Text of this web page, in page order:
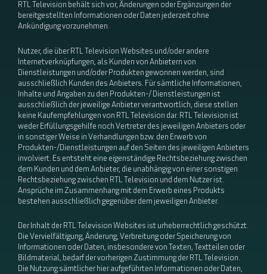
RTL Television behält sich vor, Änderungen oder Ergänzungen der
bereitgestellten Informationen oder Daten jederzeit ohne
Ankündigung vorzunehmen.
Nutzer, die über RTL Television Websites und/oder andere
Internetverknüpfungen, als Kunden von Anbietern von
Dienstleistungen und/oder Produkten gewonnen werden, sind
ausschließlich Kunden des Anbieters. Für sämtliche Informationen,
Inhalte und Angaben zu den Produkten-/ Dienstleistungen ist
ausschließlich der jeweilige Anbieter verantwortlich, diese stellen
keine Kaufempfehlungen von RTL Television dar. RTL Television ist
weder Erfüllungsgehilfe noch Vertreter des jeweiligen Anbieters oder
in sonstiger Weise in Verhandlungen bzw. den Erwerb von
Produkten-/Dienstleistungen auf den Seiten des jeweiligen Anbieters
involviert. Es entsteht eine eigenständige Rechtsbeziehung zwischen
dem Kunden und dem Anbieter, die unabhängig von einer sonstigen
Rechtsbeziehung zwischen RTL Television und dem Nutzer ist.
Ansprüche im Zusammenhang mit dem Erwerb eines Produkts
bestehen ausschließlich gegenüber dem jeweiligen Anbieter.
Der Inhalt der RTL Television Websites ist urheberrechtlich geschützt.
Die Vervielfältigung, Änderung, Verbreitung oder Speicherung von
Informationen oder Daten, insbesondere von Texten, Textteilen oder
Bildmaterial, bedarf der vorherigen Zustimmung der RTL Television.
Die Nutzung sämtlicher hier aufgeführten Informationen oder Daten,